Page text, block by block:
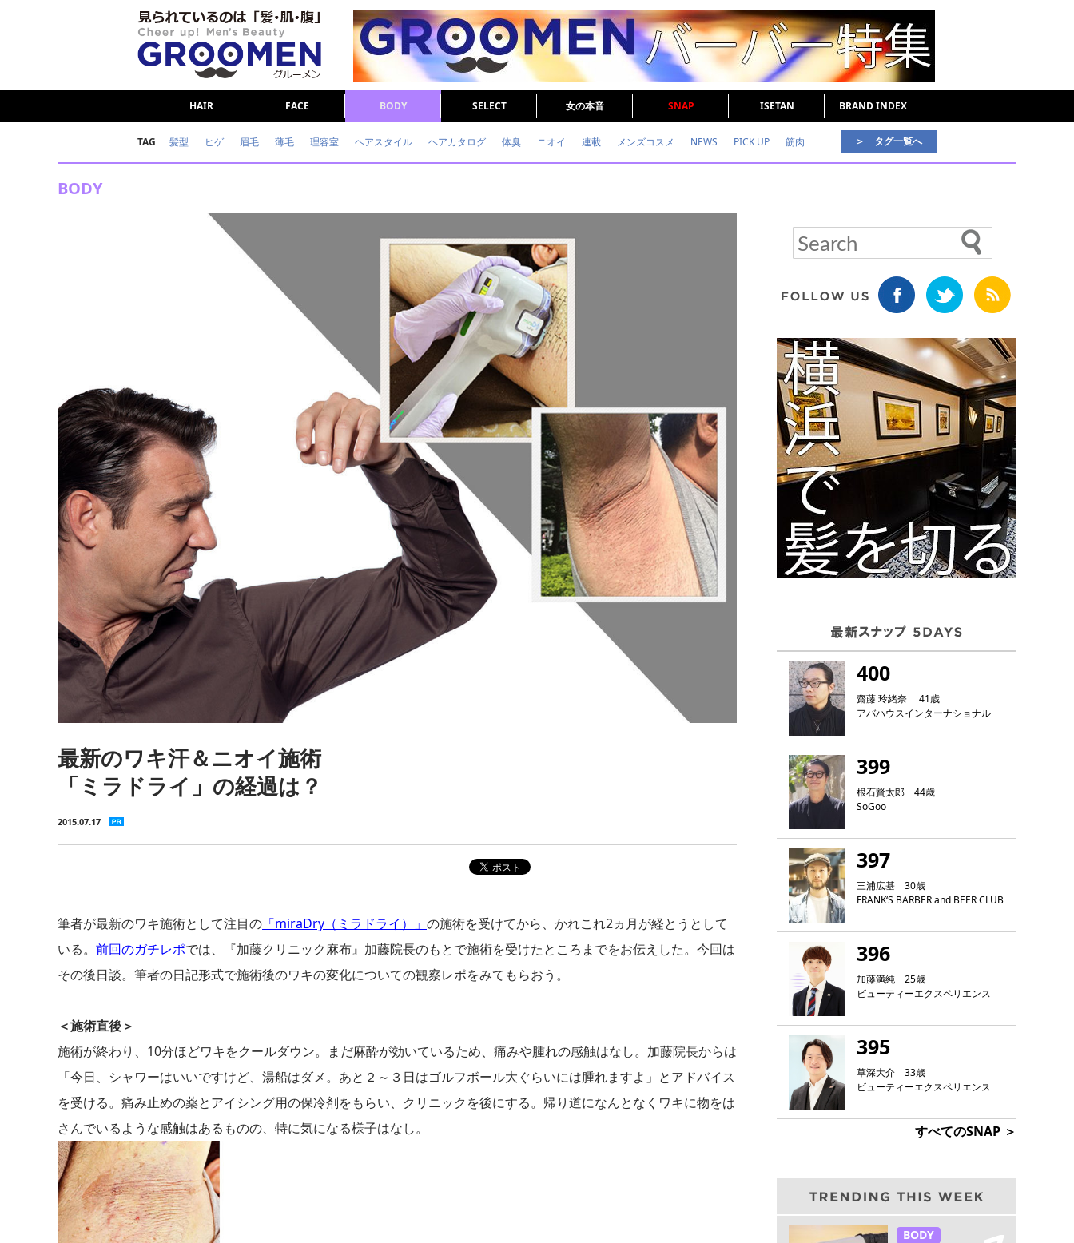
HAIR FACE BODY SELECT 女の本音 SNAP ISETAN BRAND INDEX
TAG 髪型 ヒゲ 眉毛 薄毛 理容室 ヘアスタイル ヘアカタログ 体臭 ニオイ 連載 メンズコスメ NEWS PICK UP 筋肉
ダイエット
＞ タグ一覧へ
BODY
最新のワキ汗＆ニオイ施術
「ミラドライ」の経過は？
2015.07.17
筆者が最新のワキ施術として注目の 「miraDry（ミラドライ）」 の施術を受けてから、かれこれ2ヵ月が経とうとして
いる。 前回のガチレポでは、『加藤クリニック麻布』加藤院長のもとで施術を受けたところまでをお伝えした。今回は
その後日談。筆者の日記形式で施術後のワキの変化についての観察レポをみてもらおう。
＜施術直後＞
施術が終わり、10分ほどワキをクールダウン。まだ麻酔が効いているため、痛みや腫れの感触はなし。加藤院長からは
「今日、シャワーはいいですけど、湯船はダメ。あと２～３日はゴルフボール大ぐらいには腫れますよ」とアドバイス
を受ける。痛み止めの薬とアイシング用の保冷剤をもらい、クリニックを後にする。帰り道になんとなくワキに物をは
さんでいるような感触はあるものの、特に気になる様子はなし。
400
齋藤 玲緒奈 41歳
アバハウスインターナショナル
399
根石賢太郎 44歳
SoGoo
397
三浦広基 30歳
FRANK‘S BARBER and BEER CLUB
396
加藤満純 25歳
ビューティーエクスペリエンス
395
草深大介 33歳
ビューティーエクスペリエンス
すべてのSNAP ＞
BODY